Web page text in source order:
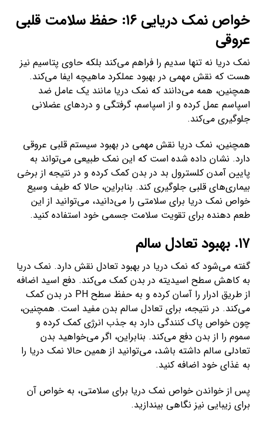
خواص نمک دریایی ۱۶: حفظ سلامت قلبی
عروقی
نمک دریا نه تنها سدیم را فراهم می‌کند بلکه حاوی پتاسیم نیز
هست که نقش مهمی در بهبود عملکرد ماهیچه ایفا می‌کند.
همچنین، همه می‌دانند که نمک دریا مانند یک عامل ضد
اسپاسم عمل کرده و از اسپاسم، گرفتگی و دردهای عضلانی
جلوگیری می‌کند.
همچنین، نمک دریا نقش مهمی در بهبود سیستم قلبی عروقی
دارد. نشان داده شده است که این نمک طبیعی می‌تواند به
پایین آمدن کلسترول بد در بدن کمک کرده و در نتیجه از برخی
بیماری‌های قلبی جلوگیری کند. بنابراین، حالا که طیف وسیع
خواص نمک دریا برای سلامتی را می‌دانید، می‌توانید از این
طعم دهنده برای تقویت سلامت جسمی خود استفاده کنید.
۱۷. بهبود تعادل سالم
گفته می‌شود که نمک دریا در بهبود تعادل نقش دارد. نمک دریا
به کاهش سطح اسیدیته در بدن کمک می‌کند. دفع اسید اضافه
از طریق ادرار را آسان کرده و به حفظ سطح PH در بدن کمک
می‌کند. در نتیجه، برای تعادل سالم بدن مفید است. همچنین،
چون خواص پاک کنندگی دارد به جذب انرژی کمک کرده و
سموم را از بدن دفع می‌کند. بنابراین، اگر می‌خواهید بدن
تعادلی سالم داشته باشد، می‌توانید از همین حالا نمک دریا را
به غذای خود اضافه کنید.
پس از خواندن خواص نمک دریا برای سلامتی، به خواص آن
برای زیبایی نیز نگاهی بیندازید.